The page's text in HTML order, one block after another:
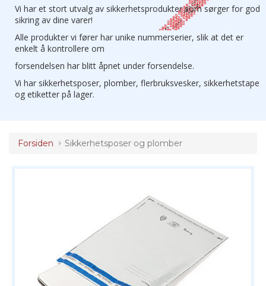
Vi har et stort utvalg av sikkerhetsprodukter som sørger for god
sikring av dine varer!
Alle produkter vi fører har unike nummerserier, slik at det er
enkelt å kontrollere om
forsendelsen har blitt åpnet under forsendelse.
Vi har sikkerhetsposer, plomber, flerbruksvesker, sikkerhetstape
og etiketter på lager.
Forsiden Sikkerhetsposer og plomber